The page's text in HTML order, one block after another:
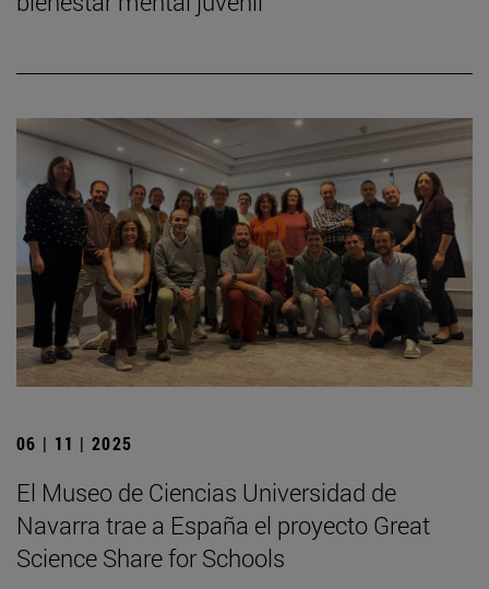
06 | 11 | 2025
El Museo de Ciencias Universidad de
Navarra trae a España el proyecto Great
Science Share for Schools